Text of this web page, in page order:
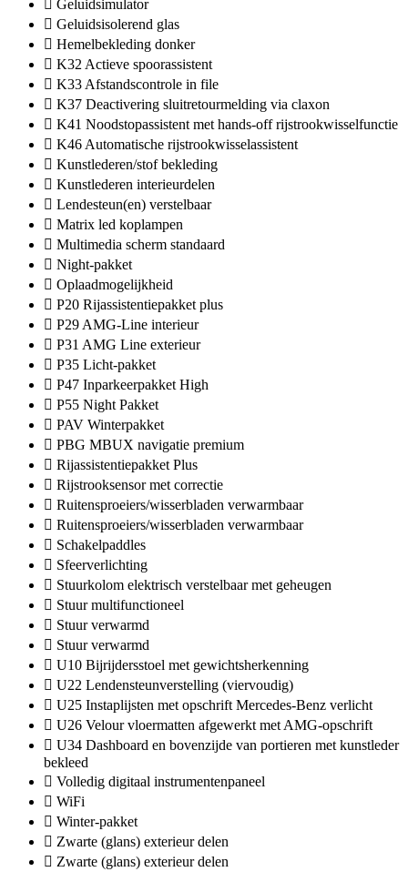
Geluidsimulator
Geluidsisolerend glas
Hemelbekleding donker
K32 Actieve spoorassistent
K33 Afstandscontrole in file
K37 Deactivering sluitretourmelding via claxon
K41 Noodstopassistent met hands-off rijstrookwisselfunctie
K46 Automatische rijstrookwisselassistent
Kunstlederen/stof bekleding
Kunstlederen interieurdelen
Lendesteun(en) verstelbaar
Matrix led koplampen
Multimedia scherm standaard
Night-pakket
Oplaadmogelijkheid
P20 Rijassistentiepakket plus
P29 AMG-Line interieur
P31 AMG Line exterieur
P35 Licht-pakket
P47 Inparkeerpakket High
P55 Night Pakket
PAV Winterpakket
PBG MBUX navigatie premium
Rijassistentiepakket Plus
Rijstrooksensor met correctie
Ruitensproeiers/wisserbladen verwarmbaar
Ruitensproeiers/wisserbladen verwarmbaar
Schakelpaddles
Sfeerverlichting
Stuurkolom elektrisch verstelbaar met geheugen
Stuur multifunctioneel
Stuur verwarmd
Stuur verwarmd
U10 Bijrijdersstoel met gewichtsherkenning
U22 Lendensteunverstelling (viervoudig)
U25 Instaplijsten met opschrift Mercedes-Benz verlicht
U26 Velour vloermatten afgewerkt met AMG-opschrift
U34 Dashboard en bovenzijde van portieren met kunstleder
bekleed
Volledig digitaal instrumentenpaneel
WiFi
Winter-pakket
Zwarte (glans) exterieur delen
Zwarte (glans) exterieur delen